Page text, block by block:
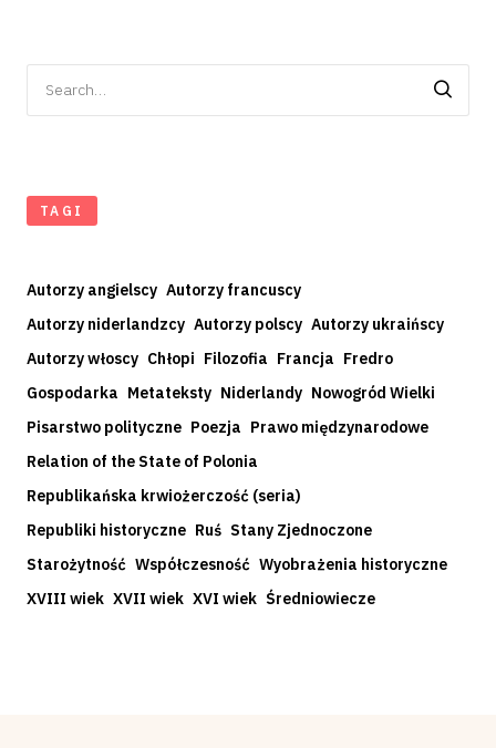
for:
TAGI
Autorzy angielscy Autorzy francuscy
Autorzy niderlandzcy Autorzy polscy Autorzy ukraińscy
Autorzy włoscy Chłopi Filozofia Francja Fredro
Gospodarka Metateksty Niderlandy Nowogród Wielki
Pisarstwo polityczne Poezja Prawo międzynarodowe
Relation of the State of Polonia
Republikańska krwiożerczość (seria)
Republiki historyczne Ruś Stany Zjednoczone
Starożytność Współczesność Wyobrażenia historyczne
XVIII wiek XVII wiek XVI wiek Średniowiecze